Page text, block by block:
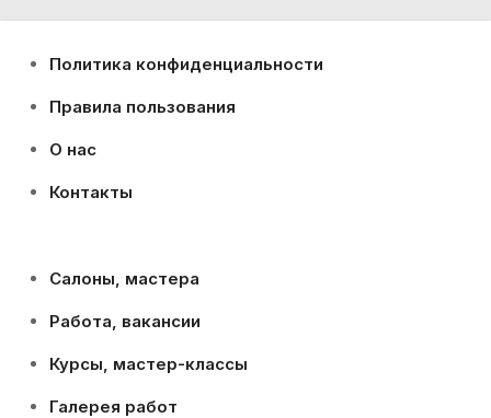
Политика конфиденциальности
Правила пользования
О нас
Контакты
Салоны, мастера
Работа, вакансии
Курсы, мастер-классы
Галерея работ